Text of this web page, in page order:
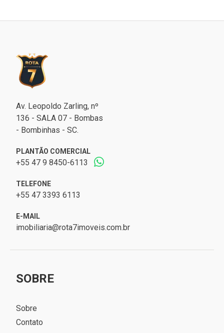
Av. Leopoldo Zarling, nº
136 - SALA 07 - Bombas
- Bombinhas - SC.
PLANTÃO COMERCIAL
+55 47 9 8450-6113
TELEFONE
+55 47 3393 6113
E-MAIL
imobiliaria@rota7imoveis.com.br
SOBRE
Sobre
Contato